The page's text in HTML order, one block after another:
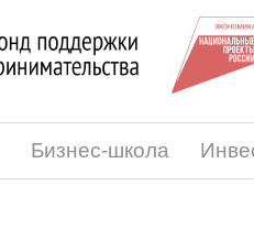
Бизнес-школа